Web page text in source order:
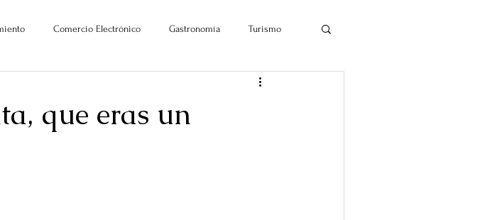
Comercio Electrónico Gastronomía Turismo
que eras un